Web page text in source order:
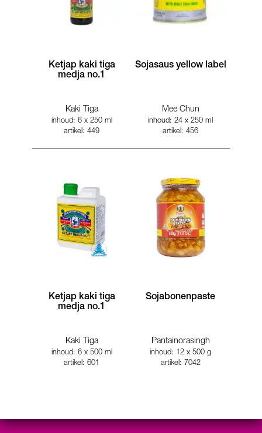
Ketjap kaki tiga
medja no.1
Kaki Tiga
inhoud: 6 x 250 ml
artikel: 449
Sojasaus yellow label
Mee Chun
inhoud: 24 x 250 ml
artikel: 456
Ketjap kaki tiga
medja no.1
Kaki Tiga
inhoud: 6 x 500 ml
artikel: 601
Sojabonenpaste
Pantainorasingh
inhoud: 12 x 500 g
artikel: 7042